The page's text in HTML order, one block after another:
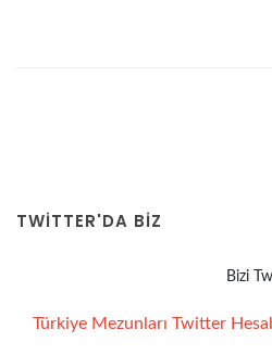
TWITTER'DA BİZ
Bizi
Türkiye Mezunları Twitter